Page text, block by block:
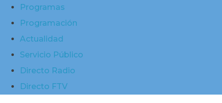
Programas
Programación
Actualidad
Servicio Público
Directo Radio
Directo FTV